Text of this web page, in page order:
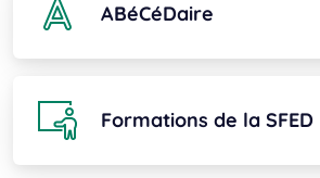
ABéCéDaire
Formations de la SFED